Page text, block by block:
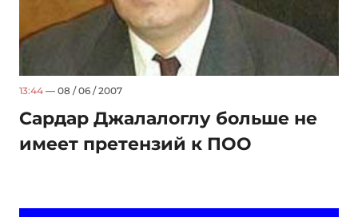
13:44 — 08 / 06 / 2007
Сардар Джалалоглу больше не
имеет претензий к ПОО